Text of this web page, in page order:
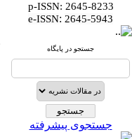
p-ISSN: 2645-8233
e-ISSN: 2645-5943
جستجو در پایگاه
جستجوی پیشرفته